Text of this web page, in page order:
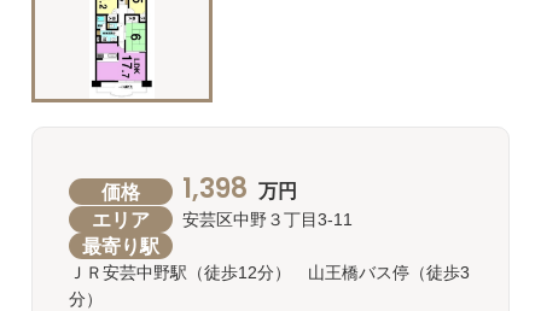
価格 1,398 万円
エリア 安芸区中野３丁目3-11
最寄り駅
ＪＲ安芸中野駅（徒歩12分） 山王橋バス停（徒歩3
分）